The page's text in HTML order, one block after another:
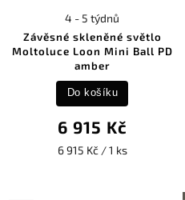
Závěsné skleněné světlo
Moltoluce Loon Mini Ball PD
amber
4 - 5 týdnů
6 915 Kč
6 915 Kč / 1 ks
Do košíku